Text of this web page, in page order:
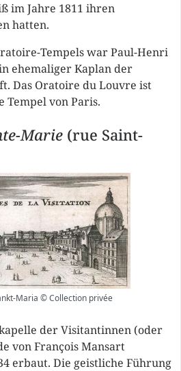
im Jahre 1811 ihren
hatten.
Tempels war Paul-Henri
ehemaliger Kaplan der
Das Oratoire du Louvre ist
von Paris.
Marie (rue Saint-
Maria © Collection privée
der Visitantinnen (oder
von François Mansart
erbaut. Die geistliche Führung